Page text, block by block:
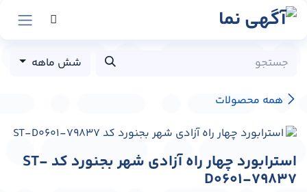
پرش به محتوا
همه محصولات
شش ماهه
استرابورد چهار راه آزادی شهر بجنورد کد ST-
D0601-79837